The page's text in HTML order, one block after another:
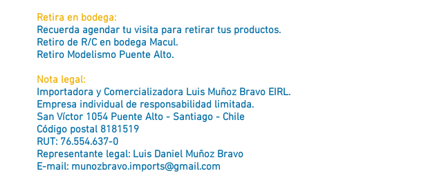
Retira en bodega:
Recuerda agendar tu visita para retirar tus productos.
Retiro de R/C en bodega Macul.
Retiro Modelismo Puente Alto.
Nota legal:
Importadora y Comercializadora Luis Muñoz Bravo EIRL.
Empresa individual de responsabilidad limitada.
San Víctor 1054 Puente Alto - Santiago - Chile
Código postal 8181519
RUT: 76.554.637-0
Representante legal: Luis Daniel Muñoz Bravo
E-mail: munozbravo.imports@gmail.com